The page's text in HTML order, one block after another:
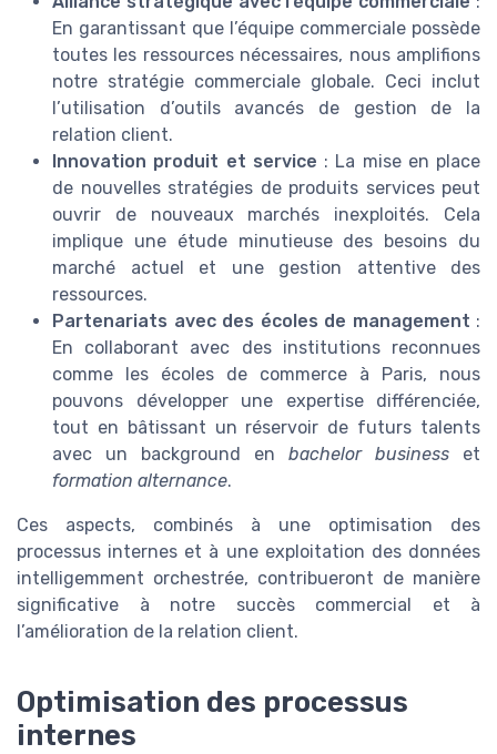
En garantissant que l’équipe commerciale possède
toutes les ressources nécessaires, nous amplifions
notre stratégie commerciale globale. Ceci inclut
l’utilisation d’outils avancés de gestion de la
relation client.
Innovation produit et service : La mise en place
de nouvelles stratégies de produits services peut
ouvrir de nouveaux marchés inexploités. Cela
implique une étude minutieuse des besoins du
marché actuel et une gestion attentive des
ressources.
Partenariats avec des écoles de management :
En collaborant avec des institutions reconnues
comme les écoles de commerce à Paris, nous
pouvons développer une expertise différenciée,
tout en bâtissant un réservoir de futurs talents
avec un background en bachelor business et
formation alternance.
Ces aspects, combinés à une optimisation des
processus internes et à une exploitation des données
intelligemment orchestrée, contribueront de manière
significative à notre succès commercial et à
l’amélioration de la relation client.
Optimisation des processus
internes